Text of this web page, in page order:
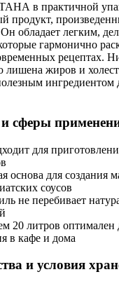
в практичной
продукт,
обладает легким,
гармонично
рецептах.
жиров и
ингредиентом
сферы
для
основа для создания
соусов
не перебивает
20 литров оптимален
в кафе и дома
и условия